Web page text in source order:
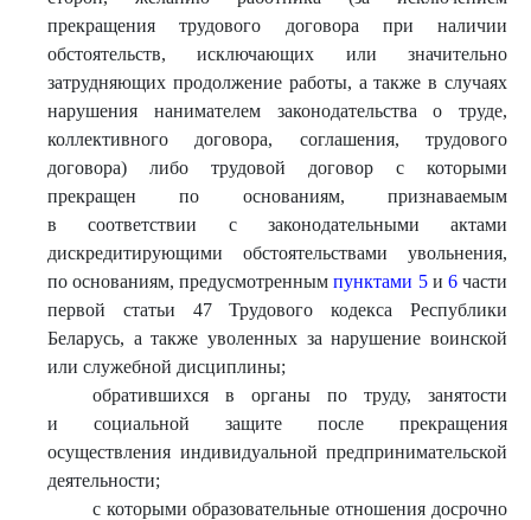
прекращения трудового договора при наличии
обстоятельств, исключающих или значительно
затрудняющих продолжение работы, а также в случаях
нарушения нанимателем законодательства о труде,
коллективного договора, соглашения, трудового
договора) либо трудовой договор с которыми
прекращен по основаниям, признаваемым
в соответствии с законодательными актами
дискредитирующими обстоятельствами увольнения,
по основаниям, предусмотреннымпунктами 5и 6части
первой статьи 47 Трудового кодекса Республики
Беларусь, а также уволенных за нарушение воинской
или служебной дисциплины;
обратившихся в органы по труду, занятости
и социальной защите после прекращения
осуществления индивидуальной предпринимательской
деятельности;
с которыми образовательные отношения досрочно